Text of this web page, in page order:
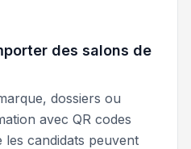
des salons de
dossiers ou
avec QR codes
les candidats peuvent